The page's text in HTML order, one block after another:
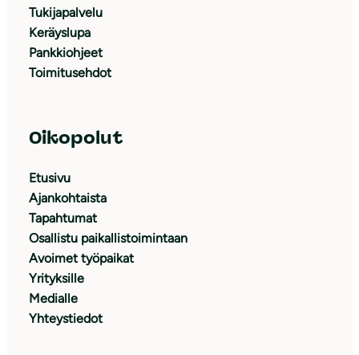
Tukijapalvelu
Keräyslupa
Pankkiohjeet
Toimitusehdot
Oikopolut
Etusivu
Ajankohtaista
Tapahtumat
Osallistu paikallistoimintaan
Avoimet työpaikat
Yrityksille
Medialle
Yhteystiedot